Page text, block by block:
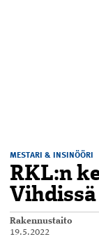
MESTARI & INSINÖÖRI
RKL:n
Vihdissä
Rakennustaito
19.5.2022